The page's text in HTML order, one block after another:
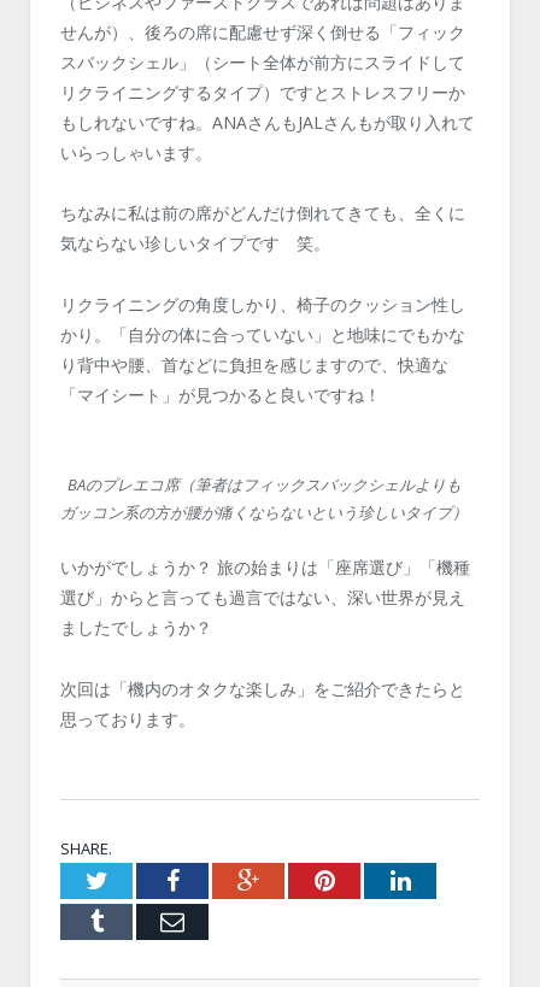
せんが）、後ろの席に配慮せず深く倒せる「フィック
スバックシェル」（シート全体が前方にスライドして
リクライニングするタイプ）ですとストレスフリーか
もしれないですね。ANAさんもJALさんもが取り入れて
いらっしゃいます。
ちなみに私は前の席がどんだけ倒れてきても、全くに
気ならない珍しいタイプです 笑。
リクライニングの角度しかり、椅子のクッション性し
かり。「自分の体に合っていない」と地味にでもかな
り背中や腰、首などに負担を感じますので、快適な
「マイシート」が見つかると良いですね！
BAのプレエコ席（筆者はフィックスバックシェルよりも
ガッコン系の方が腰が痛くならないという珍しいタイプ）
いかがでしょうか？ 旅の始まりは「座席選び」「機種
選び」からと言っても過言ではない、深い世界が見え
ましたでしょうか？
次回は「機内のオタクな楽しみ」をご紹介できたらと
思っております。
SHARE.
TwitterFacebookGoogle+PinterestLinkedIn
Tumblr Email